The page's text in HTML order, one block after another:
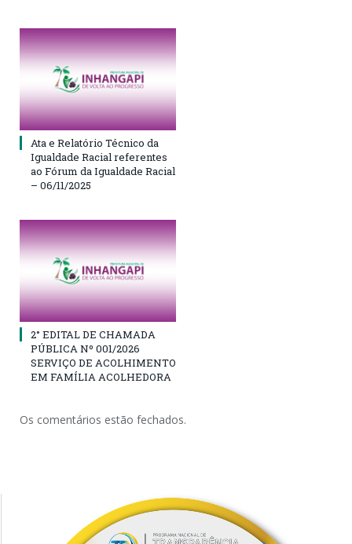
Ata e Relatório Técnico da
Igualdade Racial referentes
ao Fórum da Igualdade Racial
– 06/11/2025
2° EDITAL DE CHAMADA
PÚBLICA Nº 001/2026
SERVIÇO DE ACOLHIMENTO
EM FAMÍLIA ACOLHEDORA
Os comentários estão fechados.